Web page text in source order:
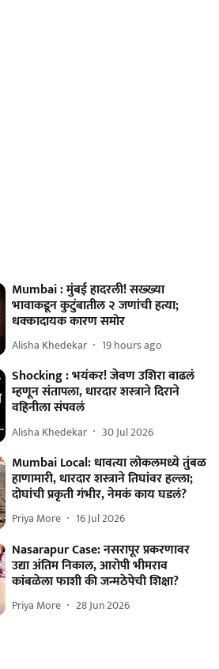
Mumbai : मुंबई हादरली! सख्ख्या
भावाकडून कुटुंबातील २ जणांची हत्या;
धक्कादायक कारण समोर
Alisha Khedekar 19 hours ago
Shocking : भयंकर! जेवण उशिरा वाढलं
म्हणून संतापला, धारदार शस्त्राने दिराने
वहिनीला संपवलं
Alisha Khedekar 30 Jul 2026
Mumbai Local: धावत्या लोकलमध्ये तुंबळ
हाणामारी, धारदार शस्त्राने तिघांवर हल्ला;
दोघांची प्रकृती गंभीर, नेमकं काय घडलं?
Priya More 16 Jul 2026
Nasarapur Case: नसरापूर प्रकरणावर
उद्या अंतिम निकाल, आरोपी भीमराव
कांबळेला फाशी की जन्मठेपेची शिक्षा?
Priya More 28 Jun 2026